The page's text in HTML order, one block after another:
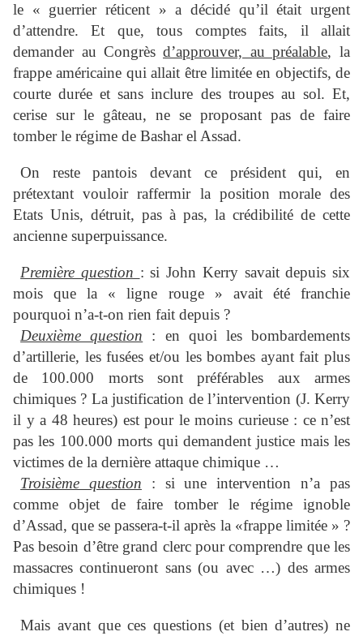
le « guerrier réticent » a décidé qu’il était urgent
d’attendre. Et que, tous comptes faits, il allait
demander au Congrès d’approuver, au préalable, la
frappe américaine qui allait être limitée en objectifs, de
courte durée et sans inclure des troupes au sol. Et,
cerise sur le gâteau, ne se proposant pas de faire
tomber le régime de Bashar el Assad.
On reste pantois devant ce président qui, en
prétextant vouloir raffermir la position morale des
Etats Unis, détruit, pas à pas, la crédibilité de cette
ancienne superpuissance.
Première question : si John Kerry savait depuis six
mois que la « ligne rouge » avait été franchie
pourquoi n’a-t-on rien fait depuis ?
Deuxième question : en quoi les bombardements
d’artillerie, les fusées et/ou les bombes ayant fait plus
de 100.000 morts sont préférables aux armes
chimiques ? La justification de l’intervention (J. Kerry
il y a 48 heures) est pour le moins curieuse : ce n’est
pas les 100.000 morts qui demandent justice mais les
victimes de la dernière attaque chimique …
Troisième question : si une intervention n’a pas
comme objet de faire tomber le régime ignoble
d’Assad, que se passera-t-il après la «frappe limitée » ?
Pas besoin d’être grand clerc pour comprendre que les
massacres continueront sans (ou avec …) des armes
chimiques !
Mais avant que ces questions (et bien d’autres) ne